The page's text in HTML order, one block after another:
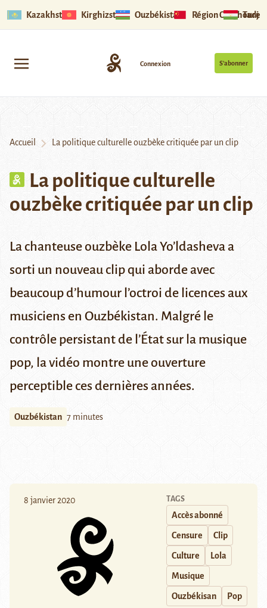
Kazakhstan Kirghizstan Ouzbékistan Région Ouïghoure
S’abonner
Connexion
Accueil La politique culturelle ouzbèke critiquée par un clip
La politique culturelle
ouzbèke critiquée par un clip
La chanteuse ouzbèke Lola Yo’ldasheva a
sorti un nouveau clip qui aborde avec
beaucoup d’humour l’octroi de licences aux
musiciens en Ouzbékistan. Malgré le
contrôle persistant de l’État sur la musique
pop, la vidéo montre une ouverture
perceptible ces dernières années.
Ouzbékistan 7 minutes
8 janvier 2020 TAGS
Accès abonné
Censure Clip
Culture Lola
Musique
Ouzbékisan Pop